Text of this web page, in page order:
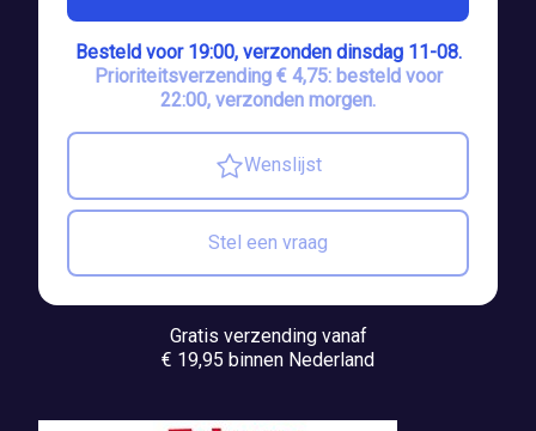
Besteld voor 19:00, verzonden dinsdag 11-08.
Prioriteitsverzending € 4,75: besteld voor
22:00, verzonden morgen.
Wenslijst
Stel een vraag
Gratis verzending vanaf
€ 19,95 binnen Nederland